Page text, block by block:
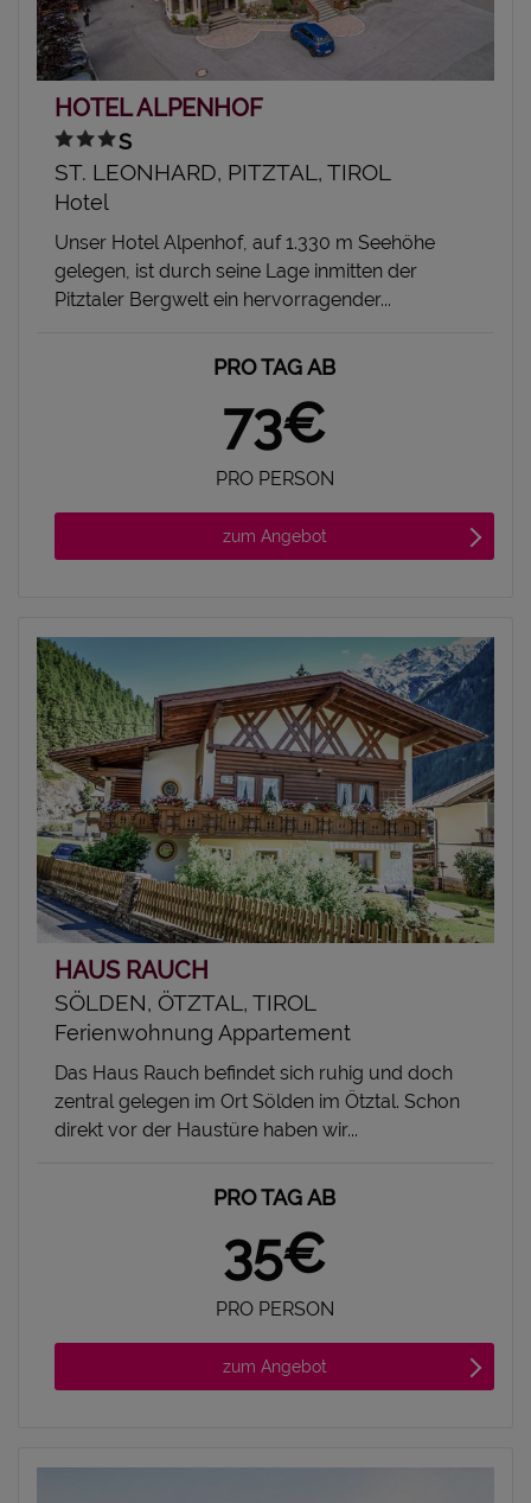
HOTEL ALPENHOF
ST. LEONHARD, PITZTAL, TIROL
Hotel
Unser Hotel Alpenhof, auf 1.330 m Seehöhe
gelegen, ist durch seine Lage inmitten der
Pitztaler Bergwelt ein hervorragender...
PRO TAG AB
73€
PRO PERSON
zum Angebot
HAUS RAUCH
SÖLDEN, ÖTZTAL, TIROL
Ferienwohnung Appartement
Das Haus Rauch befindet sich ruhig und doch
zentral gelegen im Ort Sölden im Ötztal. Schon
direkt vor der Haustüre haben wir...
PRO TAG AB
35€
PRO PERSON
zum Angebot